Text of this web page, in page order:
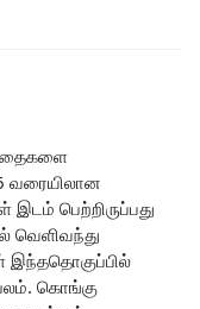
வரையிலான
பெற்றிருப்பது
வெளிவந்து
இந்ததொகுப்பில்
கொங்கு